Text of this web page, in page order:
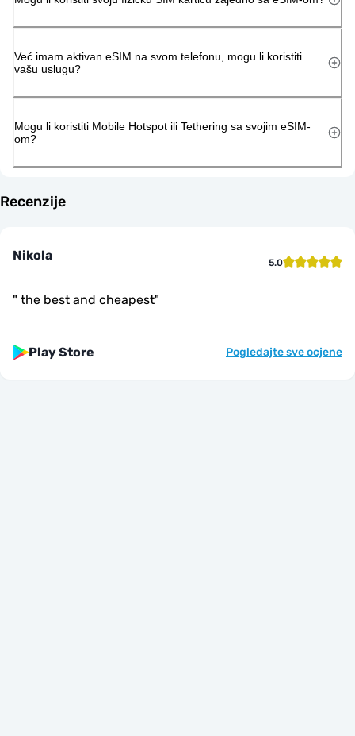
Već imam aktivan eSIM na svom telefonu, mogu li koristiti
vašu uslugu?
Mogu li koristiti Mobile Hotspot ili Tethering sa svojim eSIM-
om?
Recenzije
Nikola 5.0
" the best and cheapest"
Play Store Pogledajte sve ocjene